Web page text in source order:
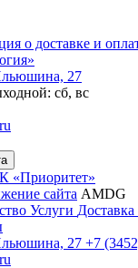
о доставке и
27
сб, вс
«Приоритет»
сайта AMDG
Услуги Доставка
27 +7